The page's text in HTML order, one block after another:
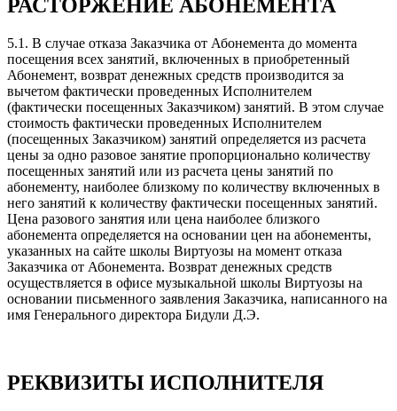
РАСТОРЖЕНИЕ АБОНЕМЕНТА
5.1. В случае отказа Заказчика от Абонемента до момента
посещения всех занятий, включенных в приобретенный
Абонемент, возврат денежных средств производится за
вычетом фактически проведенных Исполнителем
(фактически посещенных Заказчиком) занятий. В этом случае
стоимость фактически проведенных Исполнителем
(посещенных Заказчиком) занятий определяется из расчета
цены за одно разовое занятие пропорционально количеству
посещенных занятий или из расчета цены занятий по
абонементу, наиболее близкому по количеству включенных в
него занятий к количеству фактически посещенных занятий.
Цена разового занятия или цена наиболее близкого
абонемента определяется на основании цен на абонементы,
указанных на сайте школы Виртуозы на момент отказа
Заказчика от Абонемента. Возврат денежных средств
осуществляется в офисе музыкальной школы Виртуозы на
основании письменного заявления Заказчика, написанного на
имя Генерального директора Бидули Д.Э.
РЕКВИЗИТЫ ИСПОЛНИТЕЛЯ